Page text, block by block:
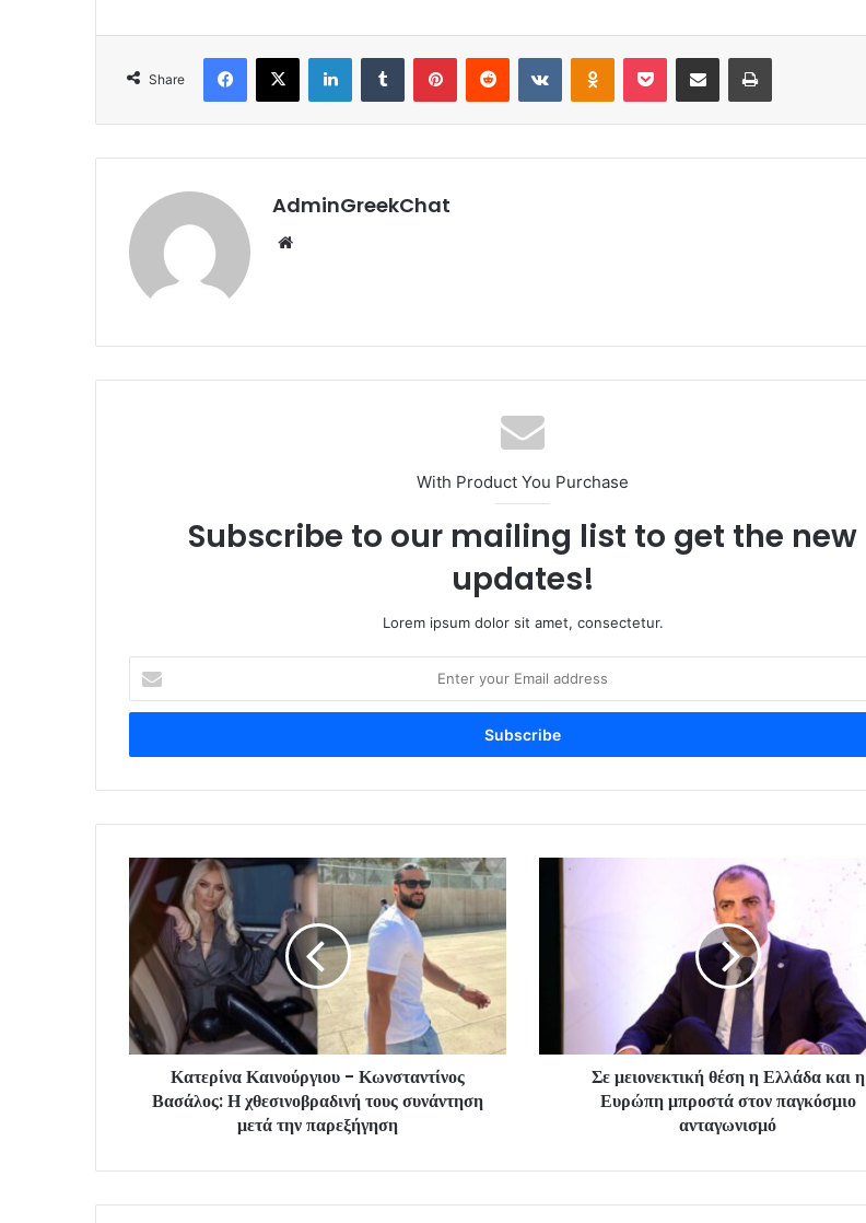
Share
Facebook
X LinkedInTumblr PinterestReddit VKontakteOdnoklassniki
Pocket Share via Email Print
AdminGreekChat
With Product You Purchase
Subscribe to our mailing list to get the new
updates!
Lorem ipsum dolor sit amet, consectetur.
your
Email
Κατερίνα Καινούργιου - Κωνσταντίνος
Βασάλος: Η χθεσινοβραδινή τους συνάντηση
μετά την παρεξήγηση
Σε μειονεκτική θέση η Ελλάδα και η
Ευρώπη μπροστά στον παγκόσμιο
ανταγωνισμό